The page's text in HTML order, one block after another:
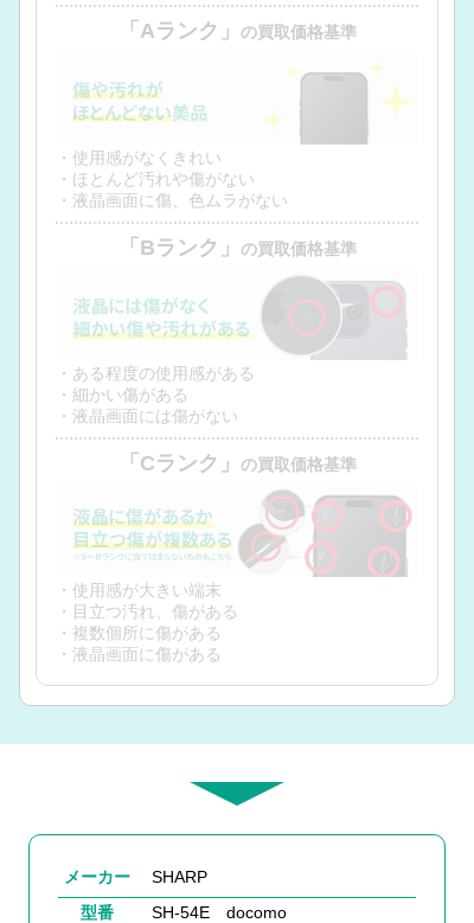
「Aランク」 の買取価格基準
・使用感がなくきれい
・ほとんど汚れや傷がない
・液晶画面に傷、色ムラがない
「Bランク」 の買取価格基準
・ある程度の使用感がある
・細かい傷がある
・液晶画面には傷がない
「Cランク」 の買取価格基準
・使用感が大きい端末
・目立つ汚れ、傷がある
・複数個所に傷がある
・液晶画面に傷がある
メーカー
SHARP
型番
SH-54E docomo